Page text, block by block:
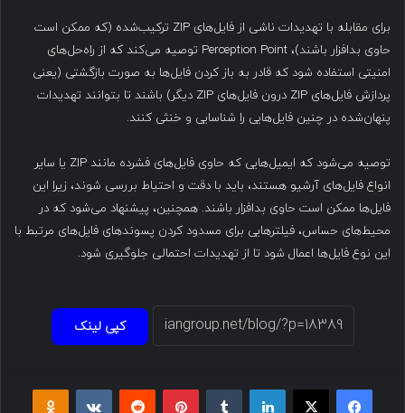
برای مقابله با تهدیدات ناشی از فایل‌های ZIP ترکیب‌شده (که ممکن است
حاوی بدافزار باشند)، Perception Point توصیه می‌کند که از راه‌حل‌های
امنیتی استفاده شود که قادر به باز کردن فایل‌ها به صورت بازگشتی (یعنی
پردازش فایل‌های ZIP درون فایل‌های ZIP دیگر) باشند تا بتوانند تهدیدات
پنهان‌شده در چنین فایل‌هایی را شناسایی و خنثی کنند.
توصیه می‌شود که ایمیل‌هایی که حاوی فایل‌های فشرده مانند ZIP یا سایر
انواع فایل‌های آرشیو هستند، باید با دقت و احتیاط بررسی شوند، زیرا این
فایل‌ها ممکن است حاوی بدافزار باشند. همچنین، پیشنهاد می‌شود که در
محیط‌های حساس، فیلترهایی برای مسدود کردن پسوندهای فایل‌های مرتبط با
این نوع فایل‌ها اعمال شود تا از تهدیدات احتمالی جلوگیری شود.
کپی لینک
فیسبوک ایکس لینکداین پینتریست